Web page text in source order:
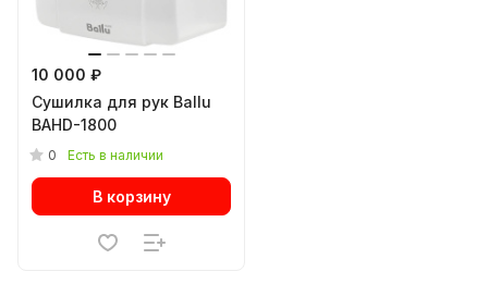
10 000 ₽
Сушилка для рук Ballu
BAHD-1800
0 Есть в наличии
В корзину